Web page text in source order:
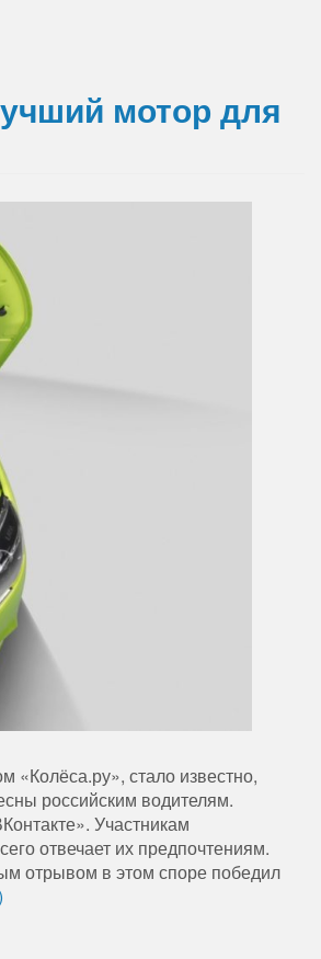
мотор для
«Колёса.ру», стало известно,
российским водителям.
Участникам
отвечает их предпочтениям.
отрывом в этом споре победил